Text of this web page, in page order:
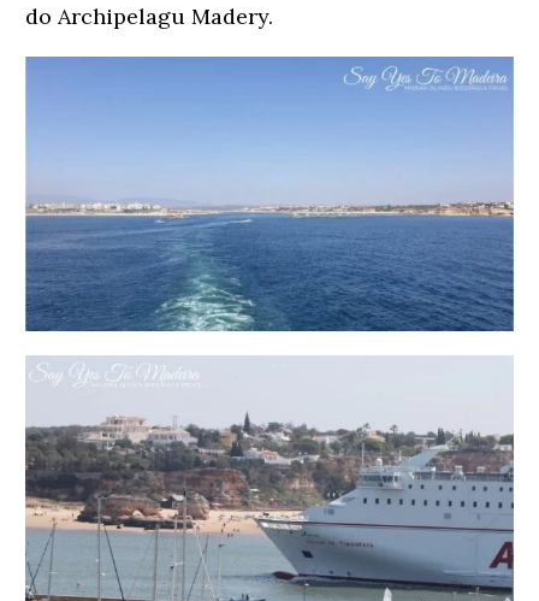
do Archipelagu Madery.